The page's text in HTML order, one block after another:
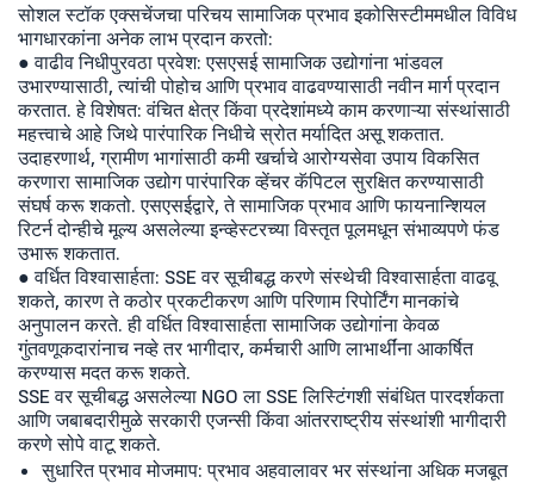
सोशल स्टॉक एक्सचेंजचा परिचय सामाजिक प्रभाव इकोसिस्टीममधील विविध
भागधारकांना अनेक लाभ प्रदान करतो:
● वाढीव निधीपुरवठा प्रवेश: एसएसई सामाजिक उद्योगांना भांडवल
उभारण्यासाठी, त्यांची पोहोच आणि प्रभाव वाढवण्यासाठी नवीन मार्ग प्रदान
करतात. हे विशेषत: वंचित क्षेत्र किंवा प्रदेशांमध्ये काम करणाऱ्या संस्थांसाठी
महत्त्वाचे आहे जिथे पारंपारिक निधीचे स्रोत मर्यादित असू शकतात.
उदाहरणार्थ, ग्रामीण भागांसाठी कमी खर्चाचे आरोग्यसेवा उपाय विकसित
करणारा सामाजिक उद्योग पारंपारिक व्हेंचर कॅपिटल सुरक्षित करण्यासाठी
संघर्ष करू शकतो. एसएसईद्वारे, ते सामाजिक प्रभाव आणि फायनान्शियल
रिटर्न दोन्हीचे मूल्य असलेल्या इन्व्हेस्टरच्या विस्तृत पूलमधून संभाव्यपणे फंड
उभारू शकतात.
● वर्धित विश्वासार्हता: SSE वर सूचीबद्ध करणे संस्थेची विश्वासार्हता वाढवू
शकते, कारण ते कठोर प्रकटीकरण आणि परिणाम रिपोर्टिंग मानकांचे
अनुपालन करते. ही वर्धित विश्वासार्हता सामाजिक उद्योगांना केवळ
गुंतवणूकदारांनाच नव्हे तर भागीदार, कर्मचारी आणि लाभार्थींना आकर्षित
करण्यास मदत करू शकते.
SSE वर सूचीबद्ध असलेल्या NGO ला SSE लिस्टिंगशी संबंधित पारदर्शकता
आणि जबाबदारीमुळे सरकारी एजन्सी किंवा आंतरराष्ट्रीय संस्थांशी भागीदारी
करणे सोपे वाटू शकते.
सुधारित प्रभाव मोजमाप: प्रभाव अहवालावर भर संस्थांना अधिक मजबूत